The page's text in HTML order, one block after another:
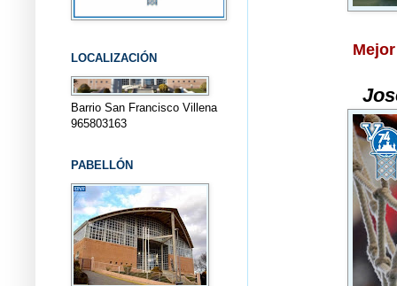
LOCALIZACIÓN
Barrio San Francisco Villena
965803163
PABELLÓN